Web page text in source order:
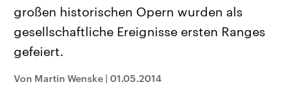
Bundesland von einer Koalition aus
Umfragen, Prognosen,
Wahlprogramme, aktuelle Berichte
und Hintergründe zu den Parteien
Wahl.
mit großem Einfluss auf
Sendungen
großen historischen Opern wurden als
gesellschaftliche Ereignisse ersten Ranges
gefeiert.
Von Martin Wenske | 01.05.2014